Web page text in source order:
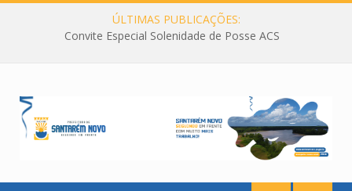
ÚLTIMAS PUBLICAÇÕES:
Convite Especial Solenidade de Posse ACS